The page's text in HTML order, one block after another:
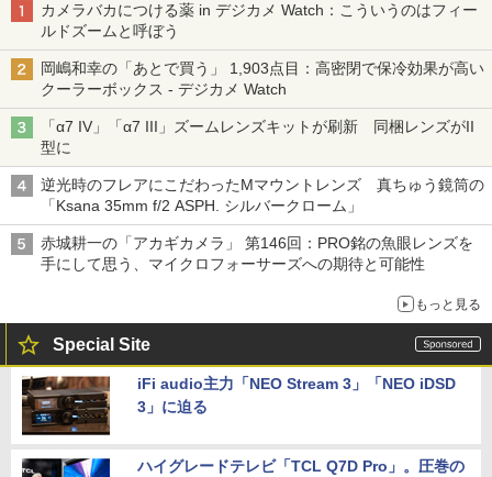
カメラバカにつける薬 in デジカメ Watch：こういうのはフィー
ルドズームと呼ぼう
岡嶋和幸の「あとで買う」 1,903点目：高密閉で保冷効果が高い
クーラーボックス - デジカメ Watch
「α7 IV」「α7 III」ズームレンズキットが刷新 同梱レンズがII
型に
逆光時のフレアにこだわったMマウントレンズ 真ちゅう鏡筒の
「Ksana 35mm f/2 ASPH. シルバークローム」
赤城耕一の「アカギカメラ」 第146回：PRO銘の魚眼レンズを
手にして思う、マイクロフォーサーズへの期待と可能性
もっと見る
Special Site
iFi audio主力「NEO Stream 3」「NEO iDSD
3」に迫る
ハイグレードテレビ「TCL Q7D Pro」。圧巻の